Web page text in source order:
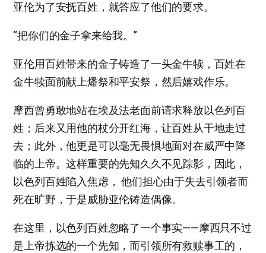
亚伦为了安抚百姓，就答应了他们的要求。
“把你们的金子拿来给我。”
亚伦用百姓带来的金子铸造了一头金牛犊，百姓在
金牛犊面前献上燔祭和平安祭，然后嬉戏作乐。
摩西曾勇敢地站在埃及法老面前请求释放以色列百
姓；后来又用他的杖分开红海，让百姓从干地走过
去；此外，他更是可以毫无畏惧地面对在威严中降
临的上帝。这样重要的先知久久不见踪影，因此，
以色列百姓陷入焦虑， 他们担心由于失去引领者而
死在旷野，于是威胁亚伦铸造偶像。
在这里，以色列百姓忽略了一个事实——摩西只不过
是上帝拣选的一个先知，而引领所有救赎事工的，